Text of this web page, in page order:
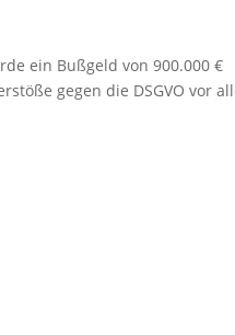
ein Bußgeld von 900.000 €
gegen die DSGVO vor